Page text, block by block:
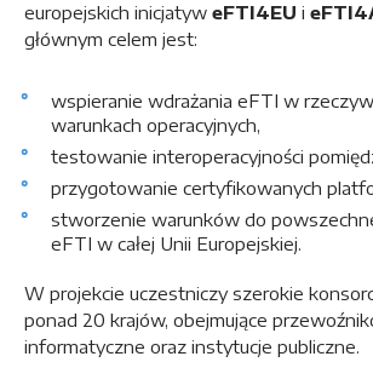
europejskich inicjatyw eFTI4EU i
głównym celem jest:
wspieranie wdrażania eFTI w
warunkach operacyjnych,
testowanie interoperacyjności
przygotowanie certyfikowanych
stworzenie warunków do
eFTI w całej Unii Europejskiej.
W projekcie uczestniczy szerokie
ponad 20 krajów, obejmujące
informatyczne oraz instytucje publiczne.